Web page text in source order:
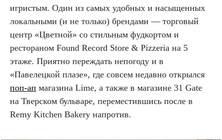
игристым. Один из самых удобных и насыщенных
локальными (и не только) брендами — торговый
центр «Цветной» со стильным фудкортом и
рестораном Found Record Store & Pizzeria на 5
этаже. Приятно переждать непогоду и в
«Павелецкой плазе», где совсем недавно открылся
поп-ап магазина Lime, а также в магазине 31 Gate
на Тверском бульваре, переместившись после в
Remy Kitchen Bakery напротив.